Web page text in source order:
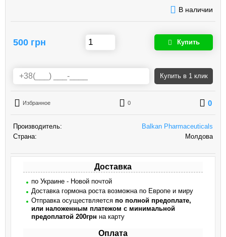
В наличии
500 грн Купить
Купить в 1 клик
Избранное 0 0
Производитель:
Balkan Pharmaceuticals
Страна:
Молдова
Доставка
по Украине - Новой почтой
Доставка гормона роста возможна по Европе и миру
Отправка осуществляется по полной предоплате,
или наложенным платежом с минимальной
предоплатой 200грн на карту
Оплата